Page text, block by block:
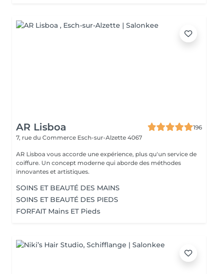
AR Lisboa
196
7, rue du Commerce Esch-sur-Alzette 4067
AR Lisboa vous accorde une expérience, plus qu'un service de
coiffure. Un concept moderne qui aborde des méthodes
innovantes et artistiques.
SOINS ET BEAUTÉ DES MAINS
SOINS ET BEAUTÉ DES PIEDS
FORFAIT Mains ET Pieds